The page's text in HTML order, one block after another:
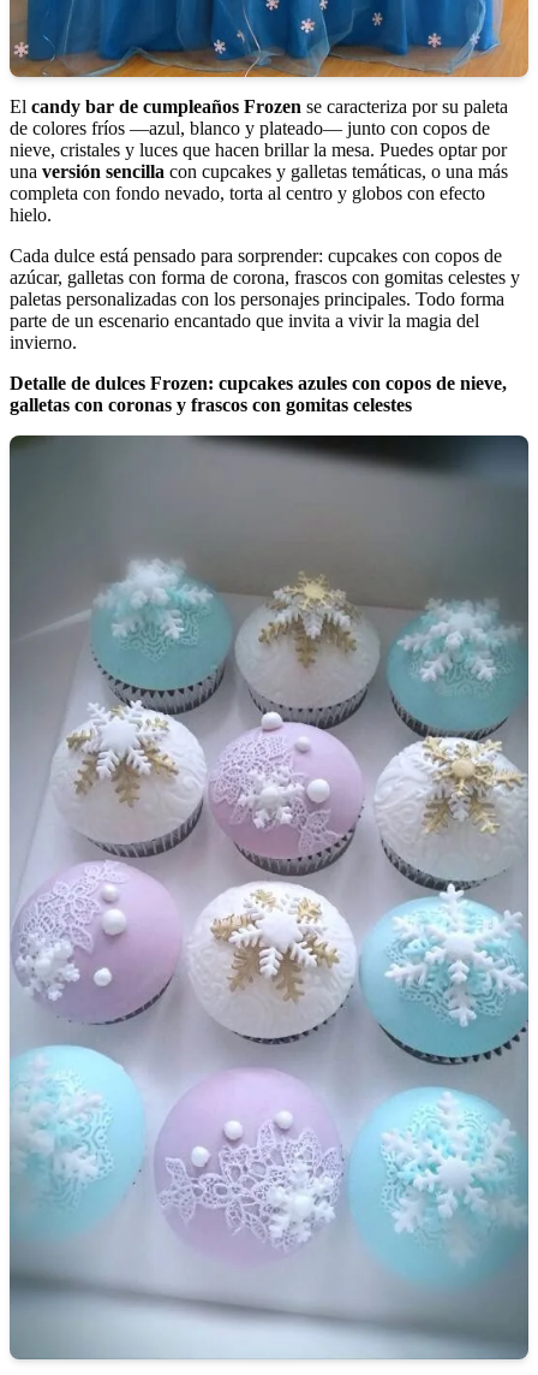
El candy bar de cumpleaños Frozen se caracteriza por su paleta
de colores fríos —azul, blanco y plateado— junto con copos de
nieve, cristales y luces que hacen brillar la mesa. Puedes optar por
una versión sencilla con cupcakes y galletas temáticas, o una más
completa con fondo nevado, torta al centro y globos con efecto
hielo.
Cada dulce está pensado para sorprender: cupcakes con copos de
azúcar, galletas con forma de corona, frascos con gomitas celestes y
paletas personalizadas con los personajes principales. Todo forma
parte de un escenario encantado que invita a vivir la magia del
invierno.
Detalle de dulces Frozen: cupcakes azules con copos de nieve,
galletas con coronas y frascos con gomitas celestes